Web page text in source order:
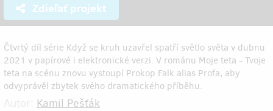
Zdieľať projekt
Čtvrtý díl série Když se kruh uzavřel spatří světlo světa v dubnu
2021 v papírové i elektronické verzi. V románu Moje teta - Tvoje
teta na scénu znovu vystoupí Prokop Falk alias Profa, aby
odvyprávěl zbytek svého dramatického příběhu.
Kamil Pešťák